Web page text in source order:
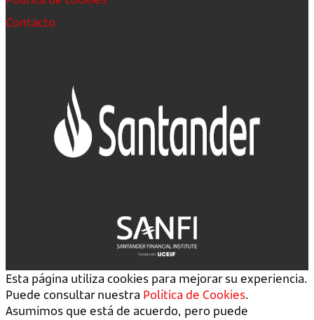
Contacto
Esta página utiliza cookies para mejorar su experiencia.
Puede consultar nuestra Política de Cookies.
Asumimos que está de acuerdo, pero puede